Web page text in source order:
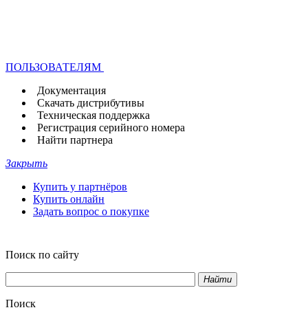
ПОЛЬЗОВАТЕЛЯМ
Документация
Скачать дистрибутивы
Техническая поддержка
Регистрация серийного номера
Найти партнера
Закрыть
Купить у партнёров
Купить онлайн
Задать вопрос о покупке
Поиск по сайту
Найти
Поиск